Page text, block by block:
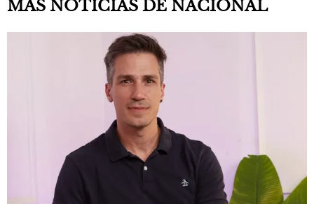
MAS NOTICIAS DE NACIONAL